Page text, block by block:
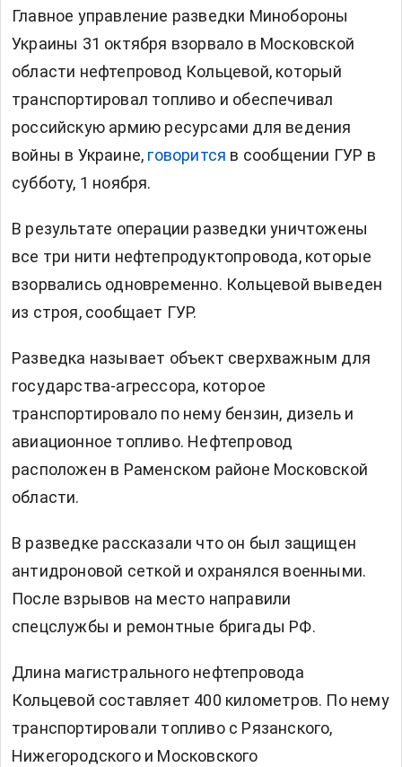
Главное управление разведки Минобороны
Украины 31 октября взорвало в Московской
области нефтепровод Кольцевой, который
транспортировал топливо и обеспечивал
российскую армию ресурсами для ведения
войны в Украине, говорится в сообщении ГУР в
субботу, 1 ноября.
В результате операции разведки уничтожены
все три нити нефтепродуктопровода, которые
взорвались одновременно. Кольцевой выведен
из строя, сообщает ГУР.
Разведка называет объект сверхважным для
государства-агрессора, которое
транспортировало по нему бензин, дизель и
авиационное топливо. Нефтепровод
расположен в Раменском районе Московской
области.
В разведке рассказали что он был защищен
антидроновой сеткой и охранялся военными.
После взрывов на место направили
спецслужбы и ремонтные бригады РФ.
Длина магистрального нефтепровода
Кольцевой составляет 400 километров. По нему
транспортировали топливо с Рязанского,
Нижегородского и Московского